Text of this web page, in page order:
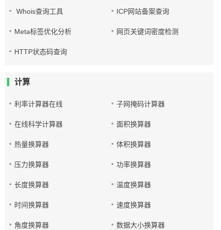
Whois查询工具 ICP网站备案查询
Meta标签优化分析 网页关键词密度检测
HTTP状态码查询
计算
利率计算器在线 子网掩码计算器
在线科学计算器 面积换算器
热量换算器 体积换算器
压力换算器 功率换算器
长度换算器 温度换算器
时间换算器 速度换算器
角度换算器 数据大小换算器